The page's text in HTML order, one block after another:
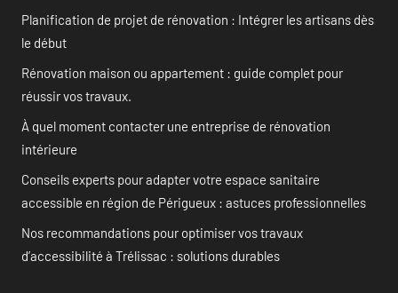
Planification de projet de rénovation : Intégrer les artisans dès
le début
Rénovation maison ou appartement : guide complet pour
réussir vos travaux.
À quel moment contacter une entreprise de rénovation
intérieure
Conseils experts pour adapter votre espace sanitaire
accessible en région de Périgueux : astuces professionnelles
Nos recommandations pour optimiser vos travaux
d’accessibilité à Trélissac : solutions durables